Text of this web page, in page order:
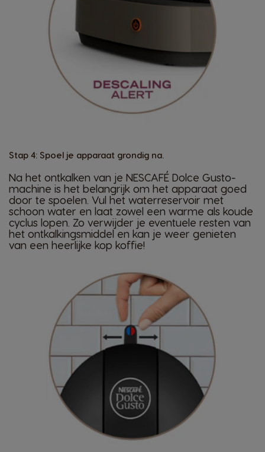
Stap 4: Spoel je apparaat grondig na.
Na het ontkalken van je NESCAFÉ Dolce Gusto-
machine is het belangrijk om het apparaat goed
door te spoelen. Vul het waterreservoir met
schoon water en laat zowel een warme als koude
cyclus lopen. Zo verwijder je eventuele resten van
het ontkalkingsmiddel en kan je weer genieten
van een heerlijke kop koffie!